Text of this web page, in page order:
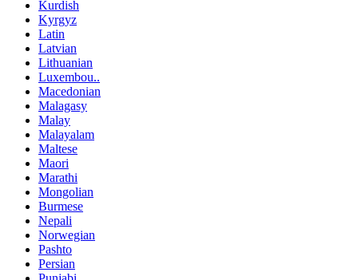
Kurdish
Kyrgyz
Latin
Latvian
Lithuanian
Luxembou..
Macedonian
Malagasy
Malay
Malayalam
Maltese
Maori
Marathi
Mongolian
Burmese
Nepali
Norwegian
Pashto
Persian